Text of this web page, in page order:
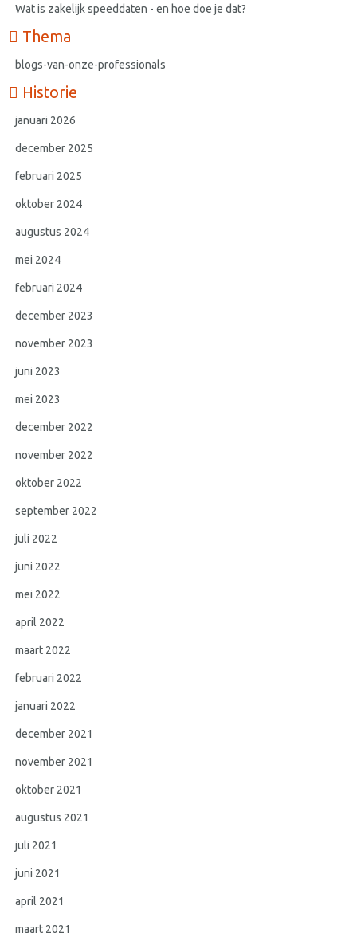
Wat is zakelijk speeddaten - en hoe doe je dat?
Thema
blogs-van-onze-professionals
Historie
januari 2026
december 2025
februari 2025
oktober 2024
augustus 2024
mei 2024
februari 2024
december 2023
november 2023
juni 2023
mei 2023
december 2022
november 2022
oktober 2022
september 2022
juli 2022
juni 2022
mei 2022
april 2022
maart 2022
februari 2022
januari 2022
december 2021
november 2021
oktober 2021
augustus 2021
juli 2021
juni 2021
april 2021
maart 2021